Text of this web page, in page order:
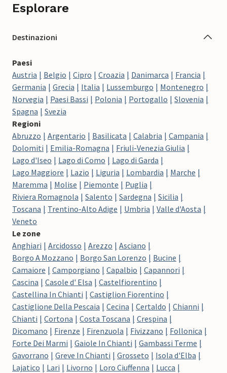
Esplorare
Destinazioni
Paesi
Austria
Belgio Cipro Croazia Danimarca
Francia
Germania
Grecia Italia Lussemburgo
Montenegro
Norvegia
Paesi Bassi Polonia Portogallo
Slovenia
Spagna
Svezia
Regioni
Abruzzo
Argentario Basilicata Calabria
Campania
Dolomiti
Emilia-Romagna
Friuli-Venezia Giulia
Lago d'Iseo
Lago di Como
Lago di Garda
Lago Maggiore
Lazio Liguria Lombardia
Marche
Maremma
Molise Piemonte
Puglia
Riviera Romagnola
Salento Sardegna
Sicilia
Toscana
Trentino-Alto Adige Umbria
Valle d'Aosta
Veneto
Le zone
Anghiari
Arcidosso Arezzo
Asciano
Borgo A Mozzano
Borgo San Lorenzo
Bucine
Camaiore
Camporgiano Capalbio
Capannori
Cascina
Casole d' Elsa
Castelfiorentino
Castellina In Chianti
Castiglion Fiorentino
Castiglione Della Pescaia
Cecina Certaldo
Chianni
Chianti
Cortona Costa Toscana
Crespina
Dicomano
Firenze Firenzuola Fivizzano
Follonica
Forte Dei Marmi
Gaiole In Chianti
Gambassi Terme
Gavorrano
Greve In Chianti Grosseto
Isola d'Elba
Lajatico
Lari Livorno Loro Ciuffenna
Lucca